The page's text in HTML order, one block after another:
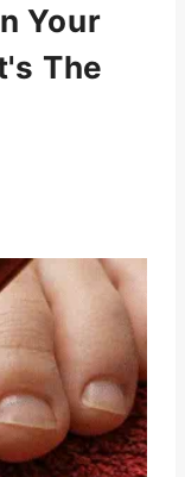
Your
The